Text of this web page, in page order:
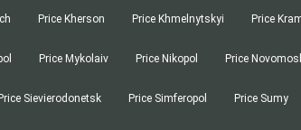
Перевод ремонтной документации
Перевод присяжного переводчика
Літературний переклад
Набір текста
Literary Translation
Urgent Typing Services
Дніпро
Borispil
Chernivtsi
Price Kherson Price Khmelnytskyi Price
Price Mykolaiv Price Nikopol Price
Price Sievierodonetsk Price Simferopol Price Sumy